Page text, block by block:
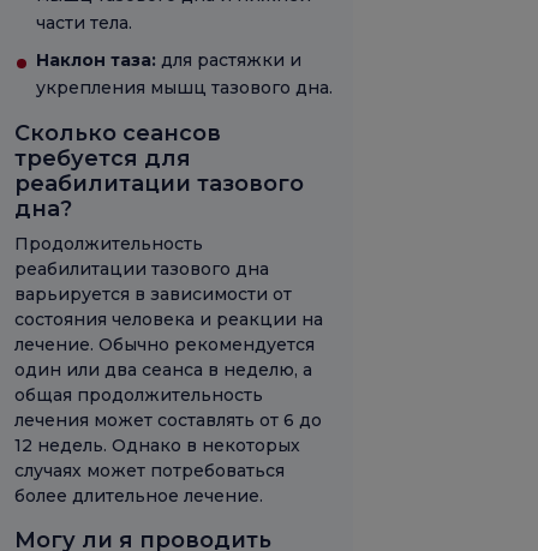
части тела.
Наклон таза: для растяжки и
укрепления мышц тазового дна.
Сколько сеансов
требуется для
реабилитации тазового
дна?
Продолжительность
реабилитации тазового дна
варьируется в зависимости от
состояния человека и реакции на
лечение. Обычно рекомендуется
один или два сеанса в неделю, а
общая продолжительность
лечения может составлять от 6 до
12 недель. Однако в некоторых
случаях может потребоваться
более длительное лечение.
Могу ли я проводить